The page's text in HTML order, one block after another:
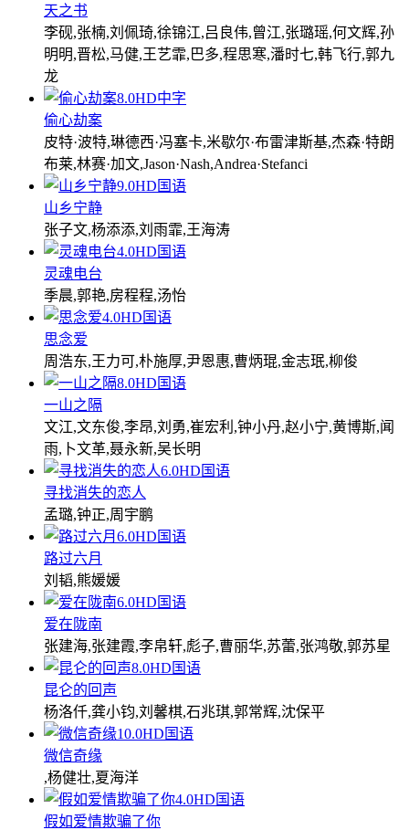
天之书
李砚,张楠,刘佩琦,徐锦江,吕良伟,曾江,张璐瑶,何文辉,孙
明明,晋松,马健,王艺霏,巴多,程思寒,潘时七,韩飞行,郭九
龙
8.0HD中字
偷心劫案
皮特·波特,琳德西·冯塞卡,米歇尔·布雷津斯基,杰森·特朗
布莱,林赛·加文,Jason·Nash,Andrea·Stefanci
9.0HD国语
山乡宁静
张子文,杨添添,刘雨霏,王海涛
4.0HD国语
灵魂电台
季晨,郭艳,房程程,汤怡
4.0HD国语
思念爱
周浩东,王力可,朴施厚,尹恩惠,曹炳琨,金志珉,柳俊
8.0HD国语
一山之隔
文江,文东俊,李昂,刘勇,崔宏利,钟小丹,赵小宁,黄博斯,闻
雨,卜文革,聂永新,吴长明
6.0HD国语
寻找消失的恋人
孟璐,钟正,周宇鹏
6.0HD国语
路过六月
刘韬,熊媛媛
6.0HD国语
爱在陇南
张建海,张建霞,李帛轩,彪子,曹丽华,苏蕾,张鸿敬,郭苏星
8.0HD国语
昆仑的回声
杨洛仟,龚小钧,刘馨棋,石兆琪,郭常辉,沈保平
10.0HD国语
微信奇缘
,杨健壮,夏海洋
4.0HD国语
假如爱情欺骗了你